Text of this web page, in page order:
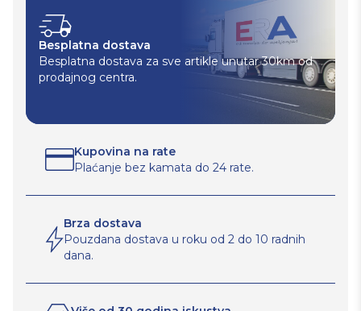
Besplatna dostava
Besplatna dostava za sve artikle unutar 30km od
prodajnog centra.
Kupovina na rate
Plaćanje bez kamata do 24 rate.
Brza dostava
Pouzdana dostava u roku od 2 do 10 radnih
dana.